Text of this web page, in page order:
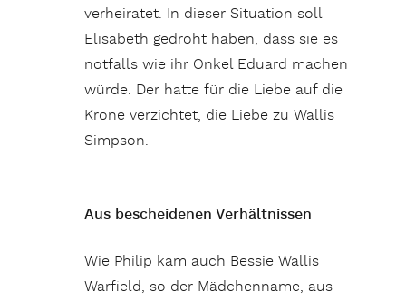
verheiratet. In dieser Situation soll
Elisabeth gedroht haben, dass sie es
notfalls wie ihr Onkel Eduard machen
würde. Der hatte für die Liebe auf die
Krone verzichtet, die Liebe zu Wallis
Simpson.
Aus bescheidenen Verhältnissen
Wie Philip kam auch Bessie Wallis
Warfield, so der Mädchenname, aus